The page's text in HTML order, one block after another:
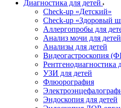
Диагностика для детей
Check-up «Детский»
Check-up «Здоровый
Аллергопробы для
Анализ мочи для детей
Анализы для детей
Видеогастроскопия
Рентгенодиагностика
УЗИ для детей
Флюорография
Эндоскопия для детей